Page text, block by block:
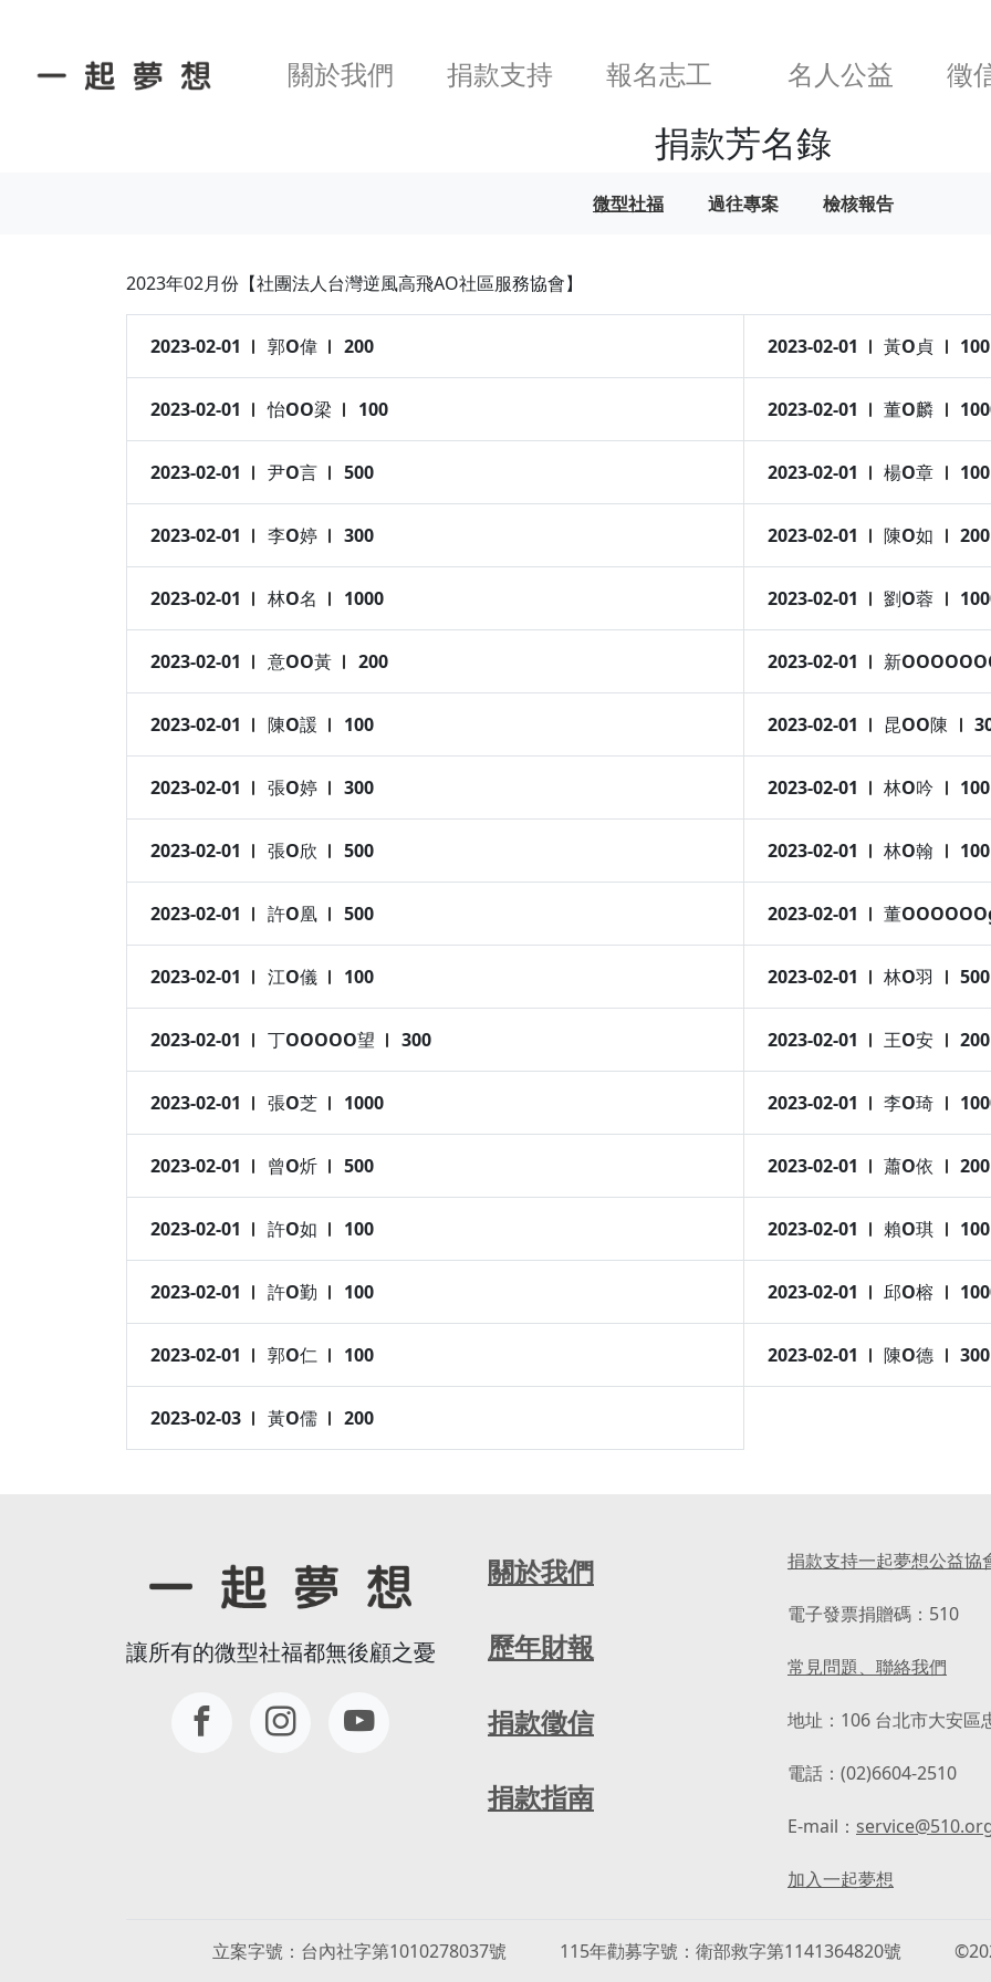
關於我們 捐款支持 報名志工 名人公益 徵
捐款芳名錄
微型社福 過往專案 檢核報告
2023年02月份【社團法人台灣逆風高飛AO社區服務協會】
2023-02-01 郭O偉 200 2023-02-01 黃O貞 100
2023-02-01 怡OO梁 100 2023-02-01 董O麟
2023-02-01 尹O言 500 2023-02-01 楊O章 100
2023-02-01 李O婷 300 2023-02-01 陳O如 200
2023-02-01 林O名 1000 2023-02-01 劉O蓉
2023-02-01 意OO黃 200 2023-02-01 新
2023-02-01 陳O諼 100 2023-02-01 昆OO陳
2023-02-01 張O婷 300 2023-02-01 林O吟 100
2023-02-01 張O欣 500 2023-02-01 林O翰 100
2023-02-01 許O凰 500 2023-02-01 董
2023-02-01 江O儀 100 2023-02-01 林O羽 500
2023-02-01 丁OOOOO望 300 2023-02-01 王O安 200
2023-02-01 張O芝 1000 2023-02-01 李O琦
2023-02-01 曾O炘 500 2023-02-01 蕭O依 200
2023-02-01 許O如 100 2023-02-01 賴O琪 100
2023-02-01 許O勤 100 2023-02-01 邱O榕
2023-02-01 郭O仁 100 2023-02-01 陳O德 300
2023-02-03 黃O儒 200
讓所有的微型社福都無後顧之憂
關於我們
歷年財報
捐款徵信
捐款指南
捐款支持一起夢想公益協
電子發票捐贈碼：510
常見問題、聯絡我們
地址：106 台北市大安區
電話：(02)6604-2510
E-mail：
加入一起夢想
立案字號 台內社字第1010278037號 115年勸募字號 衛部救字第1141364820號